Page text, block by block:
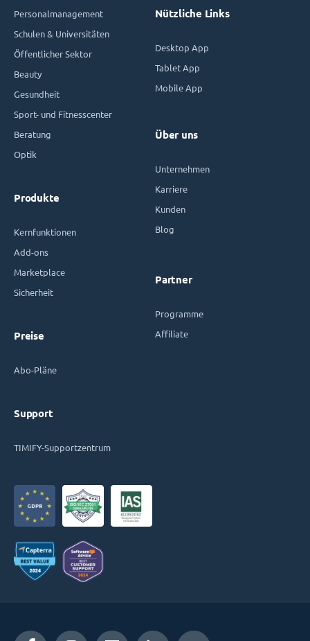
Personalmanagement
Schulen & Universitäten
Öffentlicher Sektor
Beauty
Gesundheit
Sport- und Fitnesscenter
Beratung
Optik
Produkte
Kernfunktionen
Add-ons
Marketplace
Sicherheit
Preise
Abo-Pläne
Support
TIMIFY-Supportzentrum
Nützliche Links
Desktop App
Tablet App
Mobile App
Über uns
Unternehmen
Karriere
Kunden
Blog
Partner
Programme
Affiliate